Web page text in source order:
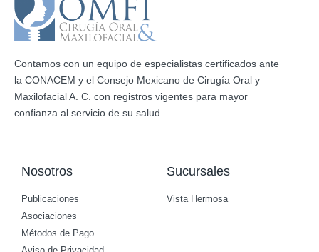
Contamos con un equipo de especialistas certificados ante
la CONACEM y el Consejo Mexicano de Cirugía Oral y
Maxilofacial A. C. con registros vigentes para mayor
confianza al servicio de su salud.
Nosotros
Publicaciones
Asociaciones
Métodos de Pago
Sucursales
Vista Hermosa